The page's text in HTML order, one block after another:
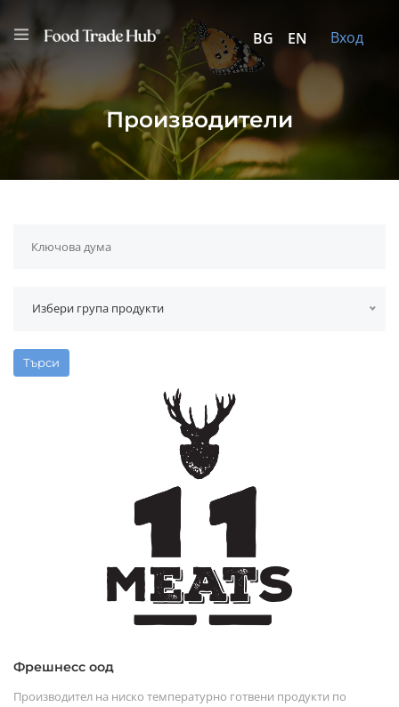
BG EN Вход
Производители
Избери група продукти
Търси
Фрешнесс оод
Производител на ниско температурно готвени продукти по